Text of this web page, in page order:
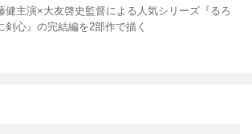
健主演×大友啓史監督による人気シリーズ『るろ
剣心』の完結編を2部作で描く